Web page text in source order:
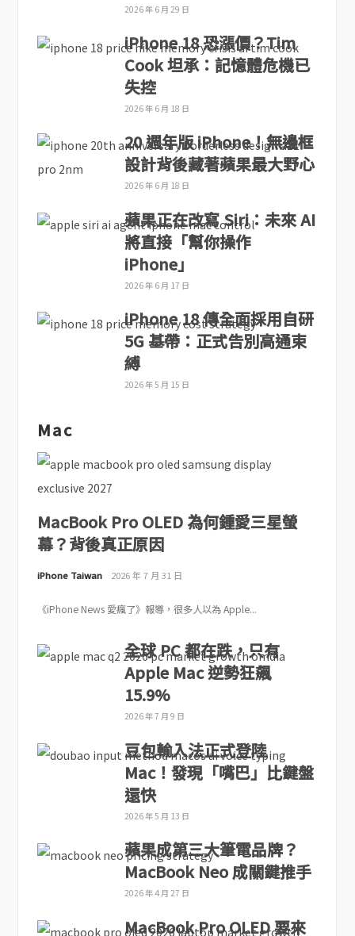
2026 年 6 月 29 日
iPhone 18 恐漲價？Tim
Cook 坦承：記憶體危機已
失控
2026 年 6 月 18 日
20 週年版 iPhone！無邊框
設計背後藏著蘋果最大野心
2026 年 6 月 18 日
蘋果正在改寫 Siri：未來 AI
將直接「幫你操作
iPhone」
2026 年 6 月 17 日
iPhone 18 傳全面採用自研
5G 基帶：正式告別高通束
縛
2026 年 5 月 15 日
Mac
MacBook Pro OLED 為何鍾愛三星螢
幕？背後真正原因
iPhone Taiwan 2026 年 7 月 31 日
《iPhone News 愛瘋了》報導，很多人以為 Apple...
全球 PC 都在跌，只有
Apple Mac 逆勢狂飆
15.9%
2026 年 7 月 9 日
豆包輸入法正式登陸
Mac！發現「嘴巴」比鍵盤
還快
2026 年 5 月 13 日
蘋果成第三大筆電品牌？
MacBook Neo 成關鍵推手
2026 年 4 月 27 日
MacBook Pro OLED 要來